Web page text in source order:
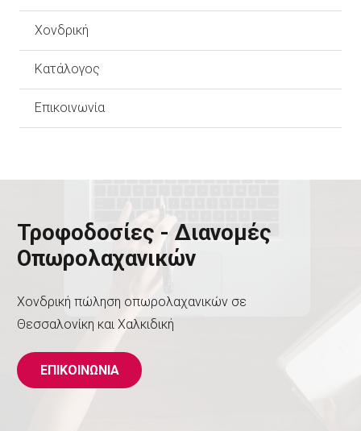
Χονδρική
Κατάλογος
Επικοινωνία
Τροφοδοσίες - ∆ιανομές
Οπωρολαχανικών
Χονδρική πώληση οπωρολαχανικών σε
Θεσσαλονίκη και Χαλκιδική
ΕΠΙΚΟΙΝΩΝΙΑ